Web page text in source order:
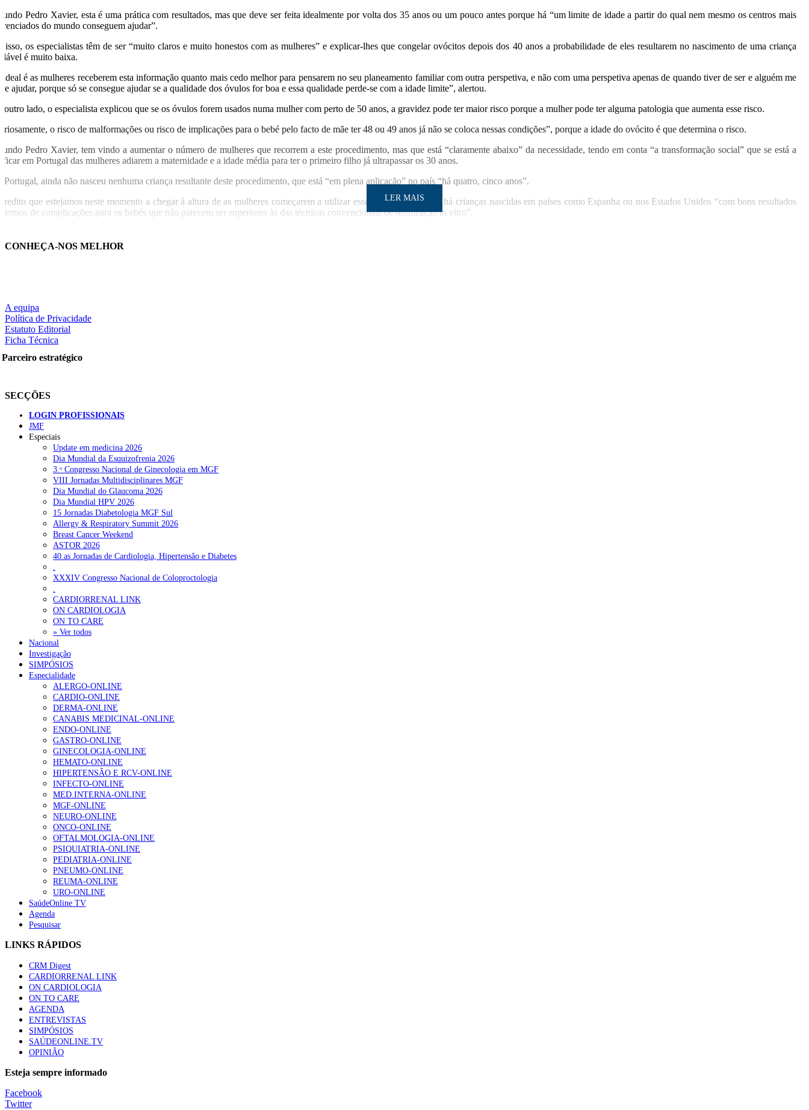
Pedro Xavier, esta é uma prática com resultados, mas que deve ser feita idealmente por volta dos 35 anos ou um pouco antes porque há “um limite de idade a partir do qual nem mesmo os centros mais
do mundo conseguem ajudar”.
isso, os especialistas têm de ser “muito claros e muito honestos com as mulheres” e explicar-lhes que congelar ovócitos depois dos 40 anos a probabilidade de eles resultarem no nascimento de uma criança
é muito baixa.
ideal é as mulheres receberem esta informação quanto mais cedo melhor para pensarem no seu planeamento familiar com outra perspetiva, e não com uma perspetiva apenas de quando tiver de ser e alguém me
ajudar, porque só se consegue ajudar se a qualidade dos óvulos for boa e essa qualidade perde-se com a idade limite”, alertou.
outro lado, o especialista explicou que se os óvulos forem usados numa mulher com perto de 50 anos, a gravidez pode ter maior risco porque a mulher pode ter alguma patologia que aumenta esse risco.
o risco de malformações ou risco de implicações para o bebé pelo facto de mãe ter 48 ou 49 anos já não se coloca nessas condições”, porque a idade do ovócito é que determina o risco.
Pedro Xavier, tem vindo a aumentar o número de mulheres que recorrem a este procedimento, mas que está “claramente abaixo” da necessidade, tendo em conta “a transformação social” que se está a
em Portugal das mulheres adiarem a maternidade e a idade média para ter o primeiro filho já ultrapassar os 30 anos.
Portugal, ainda não nasceu nenhuma criança resultante deste procedimento, que está “em plena aplicação” no país “há quatro, cinco anos”.
que estejamos neste momento a chegar à altura de as mulheres começarem a utilizar esses ovócitos”, mas já há crianças nascidas em países como Espanha ou nos Estados Unidos “com bons resultados
termos de complicações para os bebés que não parecem ser superiores às das técnicas convencionais de fertilização in vitro”.
nas redes sociais:
RECENTES
Sindicato diz que nova carreira de médicos dentistas reforça estabilidade no SNS
Mais de 400 utentes beneficiaram de comparticipação reforçada para tratamentos de infertilidade na Madeira
Sindicato acusa ULS São João de negar direitos de parentalidade aos médicos
Sindicato critica exclusão dos técnicos na criação de novo curso de emergência pré-hospitalar
Plataforma criada por estudantes apoia famílias após diagnóstico de demência
MAIS LIDAS
Enfermagem Forense. “Da urgência ao tribunal, cada gesto conta e cada profissional faz a diferença”
202 visualizações
Alguns milhares de utentes podem ficar sem médico de família com nova regras do registo, alerta associação
175 visualizações
Quase quatro em cada dez doentes com enfarte apresentavam níveis elevados de Lp(a), revela estudo
86 visualizações
“Os programas de rastreio do cancro do pulmão são custo-efetivos e representam um investimento sustentável para os sistemas de saúde”
66 visualizações
Trodelvy aprovado para primeira linha no cancro da mama triplo negativo metastático em doentes não elegíveis para inibidores PD-(L)1
61 visualizações
Especialistas defendem mais potássio na alimentação para ajudar a controlar a hipertensão
57 visualizações
MAIS NOTÍCIAS
Sindicato diz que nova carreira de médicos dentistas reforça estabilidade no SNS
LER MAIS
CONHEÇA-NOS MELHOR
A equipa
Política de Privacidade
Estatuto Editorial
Ficha Técnica
Parceiro estratégico
SECÇÕES
LOGIN PROFISSIONAIS
JMF
Especiais
Update em medicina 2026
Dia Mundial da Esquizofrenia 2026
3.ᵒ Congresso Nacional de Ginecologia em MGF
VIII Jornadas Multidisciplinares MGF
Dia Mundial do Glaucoma 2026
Dia Mundial HPV 2026
15 Jornadas Diabetologia MGF Sul
Allergy & Respiratory Summit 2026
Breast Cancer Weekend
ASTOR 2026
40.as Jornadas de Cardiologia, Hipertensão e Diabetes
.
XXXIV Congresso Nacional de Coloproctologia
.
CARDIORRENAL LINK
ON CARDIOLOGIA
ON TO CARE
» Ver todos
Nacional
Investigação
SIMPÓSIOS
Especialidade
ALERGO-ONLINE
CARDIO-ONLINE
DERMA-ONLINE
CANABIS MEDICINAL-ONLINE
ENDO-ONLINE
GASTRO-ONLINE
GINECOLOGIA-ONLINE
HEMATO-ONLINE
HIPERTENSÃO E RCV-ONLINE
INFECTO-ONLINE
MED.INTERNA-ONLINE
MGF-ONLINE
NEURO-ONLINE
ONCO-ONLINE
OFTALMOLOGIA-ONLINE
PSIQUIATRIA-ONLINE
PEDIATRIA-ONLINE
PNEUMO-ONLINE
REUMA-ONLINE
URO-ONLINE
SaúdeOnline TV
Agenda
Pesquisar
LINKS RÁPIDOS
CRM Digest
CARDIORRENAL LINK
ON CARDIOLOGIA
ON TO CARE
AGENDA
ENTREVISTAS
SIMPÓSIOS
SAÚDEONLINE.TV
OPINIÃO
Esteja sempre informado
Facebook
Twitter